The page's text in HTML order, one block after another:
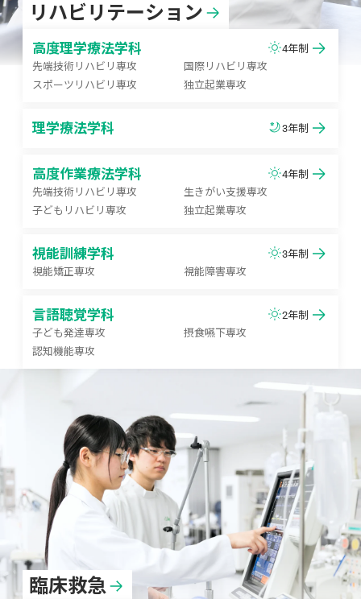
リハビリテーション
高度理学療法学科
4年制
先端技術リハビリ専攻
国際リハビリ専攻
スポーツリハビリ専攻
独立起業専攻
理学療法学科 3年制
高度作業療法学科
4年制
先端技術リハビリ専攻
生きがい支援専攻
子どもリハビリ専攻
独立起業専攻
視能訓練学科
3年制
視能矯正専攻
視能障害専攻
言語聴覚学科
2年制
子ども発達専攻
摂食嚥下専攻
認知機能専攻
臨床救急